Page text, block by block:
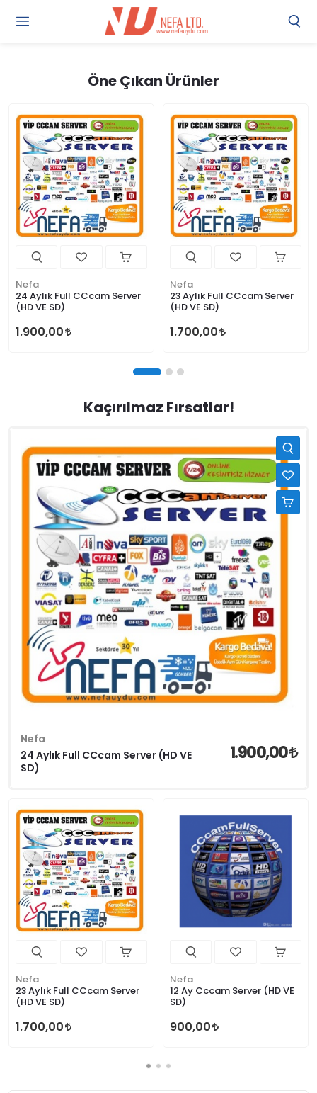
Öne Çıkan Ürünler
Nefa
24 Aylık Full CCcam Server
(HD VE SD)
1.900,00
Nefa
23 Aylık Full CCcam Server
(HD VE SD)
1.700,00
Kaçırılmaz Fırsatlar!
Nefa
24 Aylık Full CCcam Server (HD VE
SD)
1.900,00
Nefa
23 Aylık Full CCcam Server
(HD VE SD)
1.700,00
Nefa
12 Ay Cccam Server (HD VE
SD)
900,00